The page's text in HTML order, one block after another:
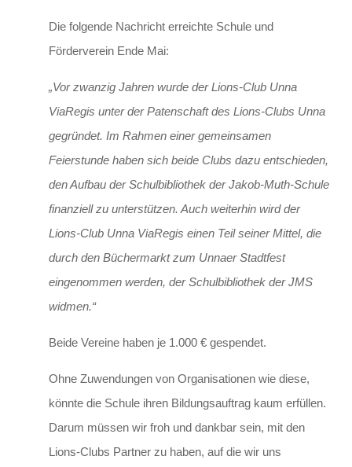
Die folgende Nachricht erreichte Schule und
Förderverein Ende Mai:
„Vor zwanzig Jahren wurde der Lions-Club Unna
ViaRegis unter der Patenschaft des Lions-Clubs Unna
gegründet. Im Rahmen einer gemeinsamen
Feierstunde haben sich beide Clubs dazu entschieden,
den Aufbau der Schulbibliothek der Jakob-Muth-Schule
finanziell zu unterstützen. Auch weiterhin wird der
Lions-Club Unna ViaRegis einen Teil seiner Mittel, die
durch den Büchermarkt zum Unnaer Stadtfest
eingenommen werden, der Schulbibliothek der JMS
widmen.“
Beide Vereine haben je 1.000 € gespendet.
Ohne Zuwendungen von Organisationen wie diese,
könnte die Schule ihren Bildungsauftrag kaum erfüllen.
Darum müssen wir froh und dankbar sein, mit den
Lions-Clubs Partner zu haben, auf die wir uns